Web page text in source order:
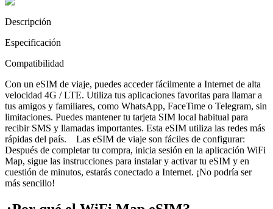
Descripción
Especificación
Compatibilidad
Con un eSIM de viaje, puedes acceder fácilmente a Internet de alta
velocidad 4G / LTE. Utiliza tus aplicaciones favoritas para llamar a
tus amigos y familiares, como WhatsApp, FaceTime o Telegram, sin
limitaciones. Puedes mantener tu tarjeta SIM local habitual para
recibir SMS y llamadas importantes. Esta eSIM utiliza las redes más
rápidas del país. Las eSIM de viaje son fáciles de configurar:
Después de completar tu compra, inicia sesión en la aplicación WiFi
Map, sigue las instrucciones para instalar y activar tu eSIM y en
cuestión de minutos, estarás conectado a Internet. ¡No podría ser
más sencillo!